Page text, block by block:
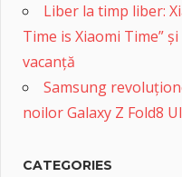
Liber la timp liber:
Time is Xiaomi Time”
vacanță
Samsung
noilor Galaxy Z Fold8
CATEGORIES